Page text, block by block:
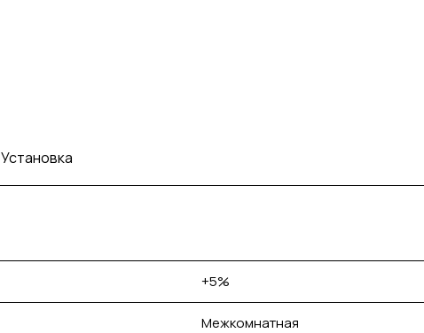
Установка
+5%
Межкомнатная